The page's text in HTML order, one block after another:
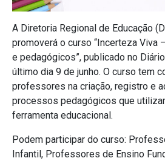
A Diretoria Regional de Educação
promoverá o curso “Incerteza
e pedagógicos”, publicado no
último dia 9 de junho. O curso tem
professores na criação, registro e
processos pedagógicos que
ferramenta educacional.
Podem participar do curso:
Infantil, Professores de Ensino